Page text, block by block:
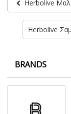
Herbolive
Herbolive
BRANDS